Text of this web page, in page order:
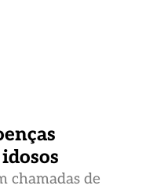
chamadas de